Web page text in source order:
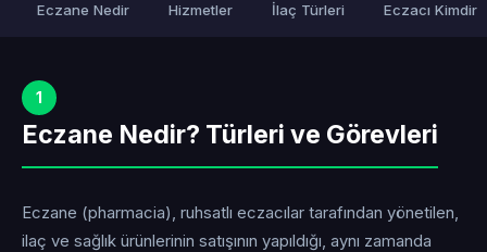
Eczane Nedir Hizmetler İlaç Türleri Eczacı Kimdir
1
Eczane Nedir? Türleri ve Görevleri
Eczane (pharmacia), ruhsatlı eczacılar tarafından yönetilen,
ilaç ve sağlık ürünlerinin satışının yapıldığı, aynı zamanda